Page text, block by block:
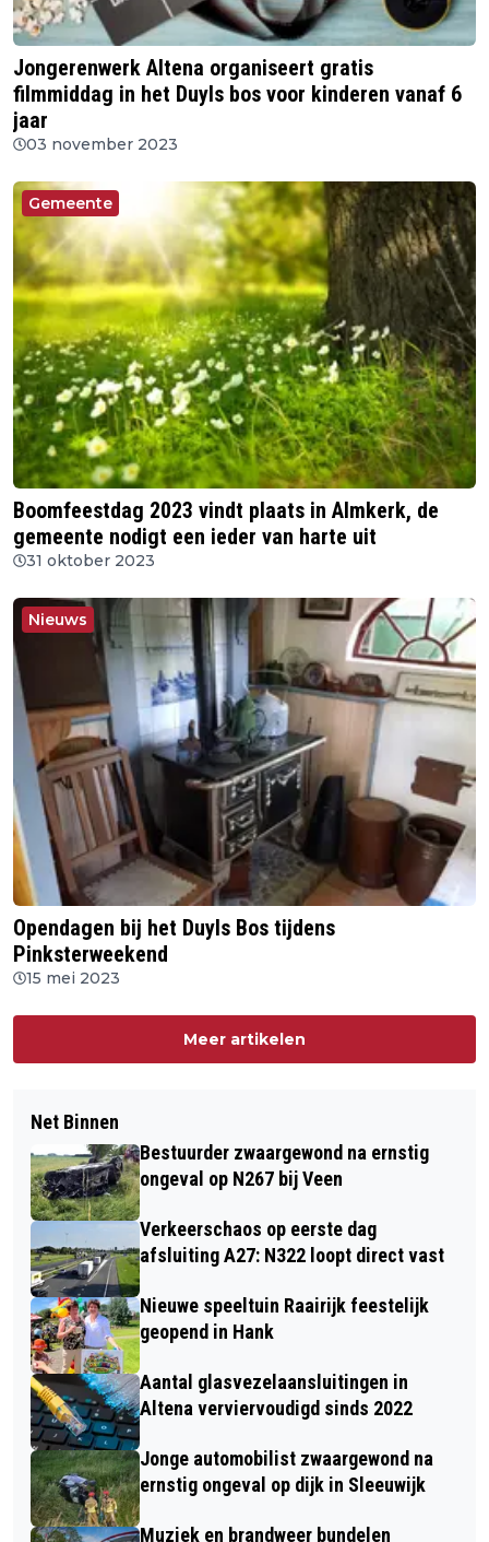
Jongerenwerk Altena organiseert gratis
filmmiddag in het Duyls bos voor kinderen vanaf 6
jaar
03 november 2023
Gemeente
Boomfeestdag 2023 vindt plaats in Almkerk, de
gemeente nodigt een ieder van harte uit
31 oktober 2023
Nieuws
Opendagen bij het Duyls Bos tijdens
Pinksterweekend
15 mei 2023
Meer artikelen
Net Binnen
Bestuurder zwaargewond na ernstig
ongeval op N267 bij Veen
Verkeerschaos op eerste dag
afsluiting A27: N322 loopt direct vast
Nieuwe speeltuin Raairijk feestelijk
geopend in Hank
Aantal glasvezelaansluitingen in
Altena verviervoudigd sinds 2022
Jonge automobilist zwaargewond na
ernstig ongeval op dijk in Sleeuwijk
Muziek en brandweer bundelen